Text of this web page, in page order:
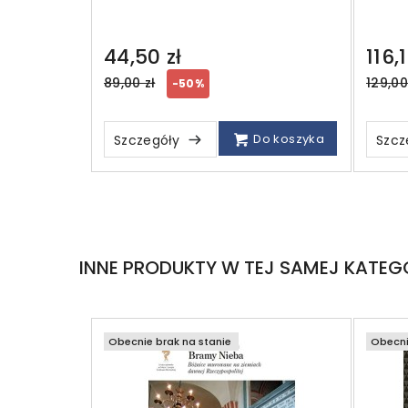
44,50 zł
Regular
89,00 zł -50%
Szczegóły Do koszyka
INNE PRODUKTY W TEJ SAMEJ
Obecnie brak na stanie